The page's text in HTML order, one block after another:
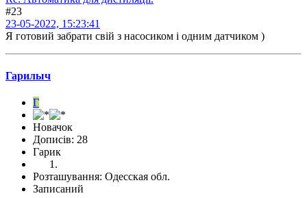
#23
23-05-2022, 15:23:41
Я готовий забрати свій з насосиком і одним датчиком )
Гарилыч
Г
Новачок
Дописів: 28
Гарик
Розташування: Одесская обл.
Записаний